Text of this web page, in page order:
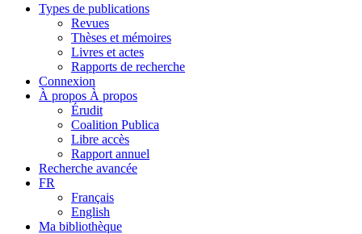
Types de publications
Revues
Thèses et mémoires
Livres et actes
Rapports de recherche
Connexion
À propos À propos
Érudit
Coalition Publica
Libre accès
Rapport annuel
Recherche avancée
FR
Français
English
Ma bibliothèque